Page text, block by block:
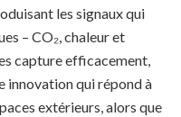
les signaux qui
– CO₂, chaleur et
capture efficacement,
innovation qui répond à
extérieurs, alors que